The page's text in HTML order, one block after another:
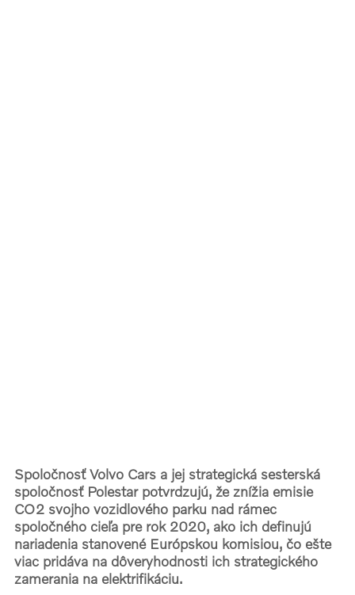
Spoločnosť Volvo Cars a jej strategická sesterská
spoločnosť Polestar potvrdzujú, že znížia emisie
CO2 svojho vozidlového parku nad rámec
spoločného cieľa pre rok 2020, ako ich definujú
nariadenia stanovené Európskou komisiou, čo ešte
viac pridáva na dôveryhodnosti ich strategického
zamerania na elektrifikáciu.